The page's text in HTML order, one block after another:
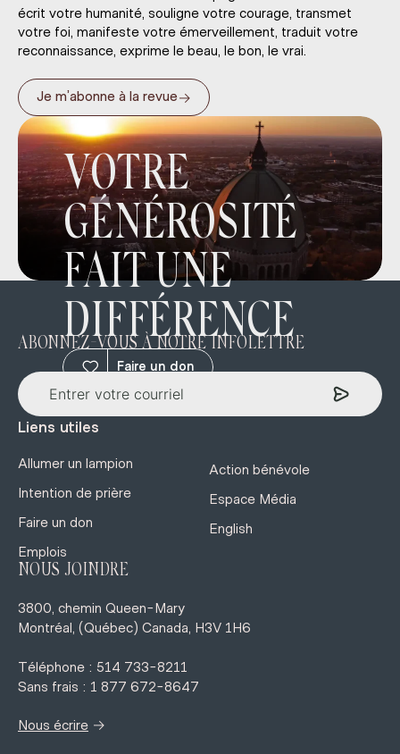
écrit votre humanité, souligne votre courage, transmet
votre foi, manifeste votre émerveillement, traduit votre
reconnaissance, exprime le beau, le bon, le vrai.
Je m’abonne à la revue→
VOTRE
GÉNÉROSITÉ
FAIT UNE
DIFFÉRENCE
Faire un don
ABONNEZ-VOUS À NOTRE INFOLETTRE
Liens utiles
Allumer un lampion
Intention de prière
Faire un don
Emplois
Action bénévole
Espace Média
English
NOUS JOINDRE
3800, chemin Queen-Mary
Montréal, (Québec) Canada, H3V 1H6
Téléphone : 514 733-8211
Sans frais : 1 877 672-8647
Nous écrire →